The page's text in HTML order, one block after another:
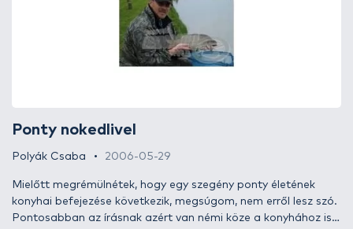
aromákra, ezért akartuk kipróbálni ezt a kifejezetten
pontyhorgászok számára kifejlesztett, kétféle ízesítésű puha
csalit. A sötét színű ánizsos, a bordó pedig rákos ízesítést
Ponty nokedlivel
Polyák Csaba 2006-05-29
Mielőtt megrémülnétek, hogy egy szegény ponty életének
konyhai befejezése következik, megsúgom, nem erről lesz szó.
Pontosabban az írásnak azért van némi köze a konyhához is,